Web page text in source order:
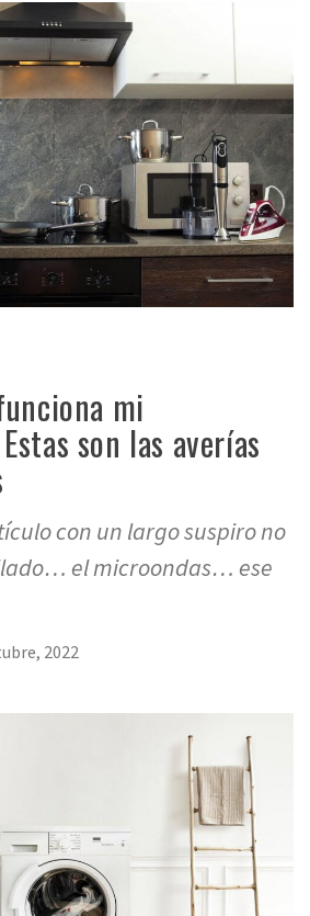
mi
son las averías
con un largo suspiro no
el microondas… ese
2022